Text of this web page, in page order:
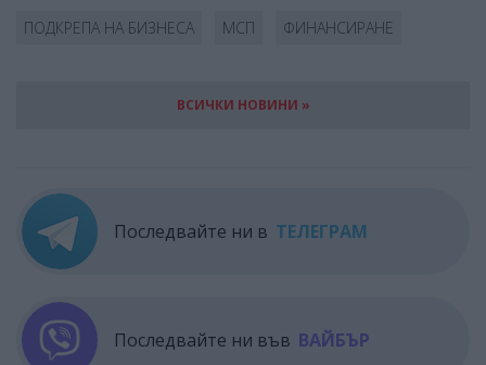
ПОДКРЕПА НА БИЗНЕСА МСП ФИНАНСИРАНЕ
ВСИЧКИ НОВИНИ »
Последвайте ни в ТЕЛЕГРАМ
Последвайте ни във ВАЙБЪР